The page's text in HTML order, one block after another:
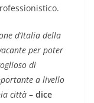
d’Italia della
per poter
di
a livello
città – dice